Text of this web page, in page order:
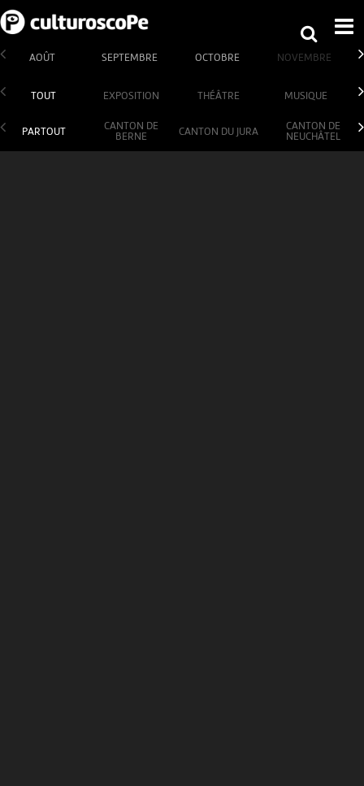
AOÛT SEPTEMBRE OCTOBRE NOVEMBRE
TOUT EXPOSITION THÉÂTRE MUSIQUE
PARTOUT
CANTON DE
BERNE
CANTON DU JURA
CANTON DE
NEUCHÂTEL